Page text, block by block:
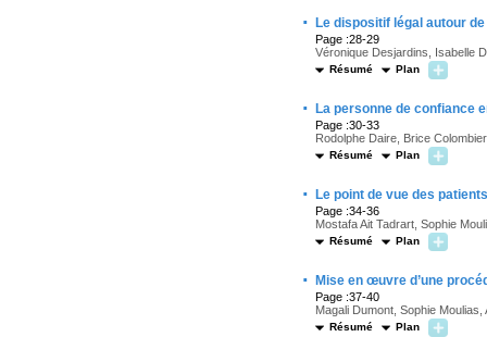
· Le dispositif légal autour
Page :28-29
Véronique Desjardins, Isabelle
Résumé Plan
· La personne de confiance
Page :30-33
Rodolphe Daire, Brice
Résumé Plan
· Le point de vue des
Page :34-36
Mostafa Ait Tadrart, Sophie
Résumé Plan
· Mise en œuvre d’une
Page :37-40
Magali Dumont, Sophie
Résumé Plan